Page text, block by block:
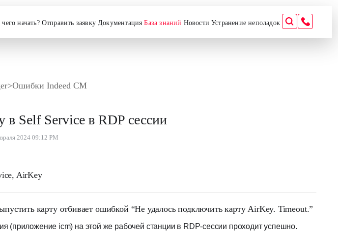
начать? Отправить заявку Документация База знаний Новости Устранение неполадок
>Ошибки Indeed CM
Self Service в RDP сесcии
2024 09:12 PM
AirKey
карту отбивает ошибкой “Не удалось подключить карту AirKey. Timeout.”
(приложение icm) на этой же рабочей станции в RDP-сессии проходит успешно.